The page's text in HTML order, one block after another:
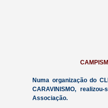
Numa organização do
CARAVINISMO,
Associação.